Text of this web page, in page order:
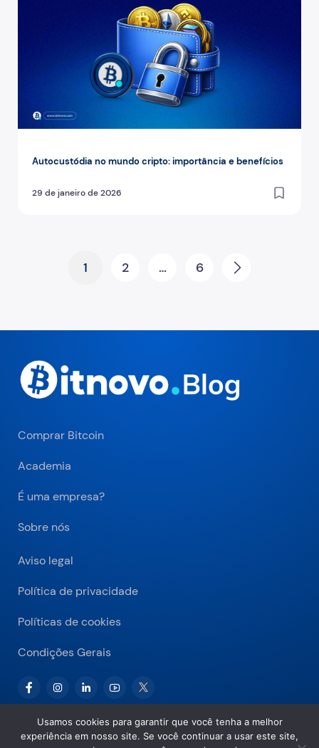
Autocustódia no mundo cripto: importância e benefícios
29 de janeiro de 2026
Posts pagination
1 2 … 6 Next
Comprar Bitcoin
Academia
É uma empresa?
Sobre nós
Aviso legal
Política de privacidade
Políticas de cookies
Condições Gerais
Usamos cookies para garantir que você tenha a melhor
experiência em nosso site. Se você continuar a usar este site,